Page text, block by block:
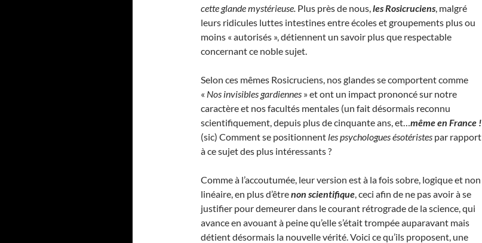
cette glande mystérieuse. Plus près de nous,les Rosicruciens, malgré
leurs ridicules luttes intestines entre écoles et groupements plus ou
moins « autorisés », détiennent un savoir plus que respectable
concernant ce noble sujet.
Selon ces mêmes Rosicruciens, nos glandes se comportent comme
« Nos invisibles gardiennes » et ont un impact prononcé sur notre
caractère et nos facultés mentales (un fait désormais reconnu
scientifiquement, depuis plus de cinquante ans, et…même en France !
(sic) Comment se positionnent les psychologues ésotéristes par rapport
à ce sujet des plus intéressants ?
Comme à l’accoutumée, leur version est à la fois sobre, logique et non
linéaire, en plus d’êtrenon scientifique, ceci afin de ne pas avoir à se
justifier pour demeurer dans le courant rétrograde de la science, qui
avance en avouant à peine qu’elle s’était trompée auparavant mais
détient désormais la nouvelle vérité. Voici ce qu’ils proposent, une